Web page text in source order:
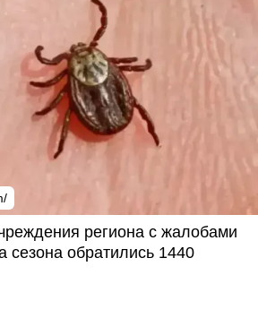
региона с жалобами
сезона обратились 1440